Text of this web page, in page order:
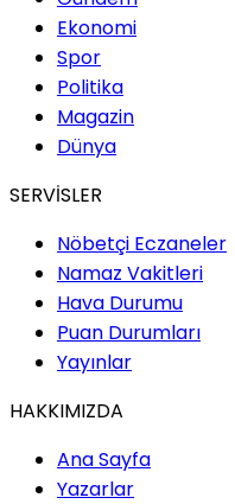
Ekonomi
Spor
Politika
Magazin
Dünya
SERVİSLER
Nöbetçi Eczaneler
Namaz Vakitleri
Hava Durumu
Puan Durumları
Yayınlar
HAKKIMIZDA
Ana Sayfa
Yazarlar